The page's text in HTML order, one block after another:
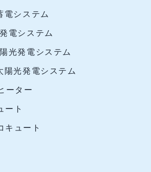
電システム
電システム
光発電システム
陽光発電システム
ーター
ート
キュート